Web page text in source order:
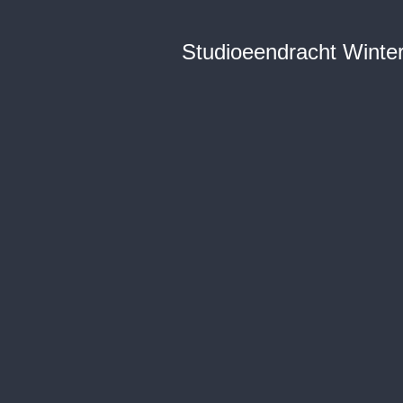
Studioeendracht